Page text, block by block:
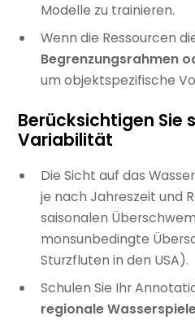
Modelle zu trainieren.
Wenn die Ressourcen
Begrenzungsrahmen
um objektspezifische
Berücksichtigen Sie
Variabilität
Die Sicht auf das
je nach Jahreszeit und
saisonalen
monsunbedingte
Sturzfluten in den USA).
Schulen Sie Ihr
regionale